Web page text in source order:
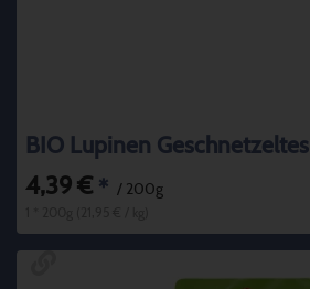
BIO Lupinen Geschnetzeltes
4,39 € * / 200g